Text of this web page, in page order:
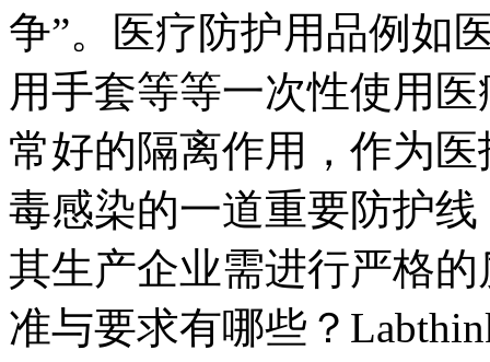
争”。医疗防护用品例如
用手套等等一次性使用
常好的隔离作用，作为
毒感染的一道重要防护
其生产企业需进行严格
准与要求有哪些？